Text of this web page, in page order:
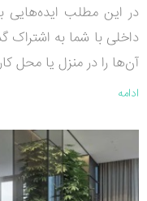
در این مطلب ایده‌هایی
داخلی با شما به اشتراک
آن‌ها را در منزل یا محل
ادامه